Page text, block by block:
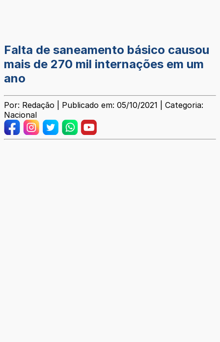
Falta de saneamento básico causou
mais de 270 mil internações em um
ano
Por: Redação | Publicado em: 05/10/2021 | Categoria:
Nacional